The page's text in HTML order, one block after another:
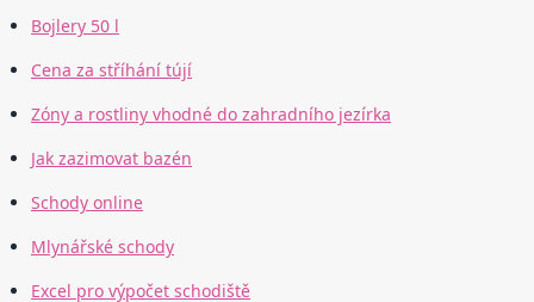
Bojlery 50 l
Cena za stříhání tújí
Zóny a rostliny vhodné do zahradního jezírka
Jak zazimovat bazén
Schody online
Mlynářské schody
Excel pro výpočet schodiště